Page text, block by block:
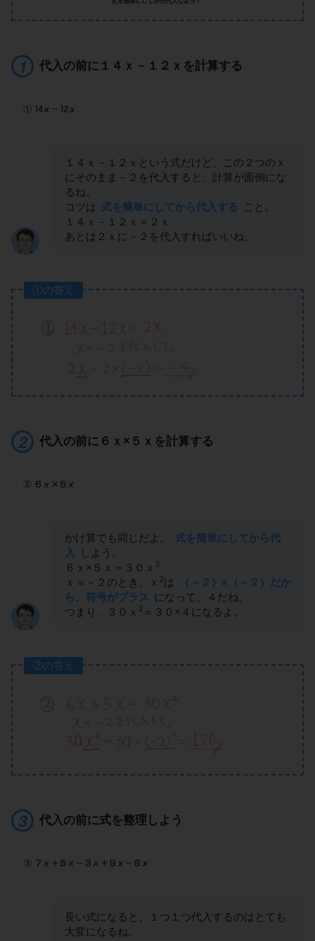
代入の前に１４ｘ－１２ｘを計算する
１４ｘ－１２ｘという式だけど、この２つのｘ
にそのまま－２を代入すると、計算が面倒にな
るね。
コツは 式を簡単にしてから代入する
こと。
１４ｘ－１２ｘ＝２ｘ
あとは２ｘに－２を代入すればいいね。
①の答え
代入の前に６ｘ×５ｘを計算する
かけ算でも同じだよ。
式を簡単にしてから代
入
しよう。
６ｘ×５ｘ＝３０ｘ 2
ｘ＝－２のとき、ｘ 2は
（－２）×（－２）だか
ら、符号がプラス
になって、４だね。
つまり、３０ｘ 2 ＝３０×４になるよ。
②の答え
代入の前に式を整理しよう
長い式になると、１つ１つ代入するのはとても
大変になるね。